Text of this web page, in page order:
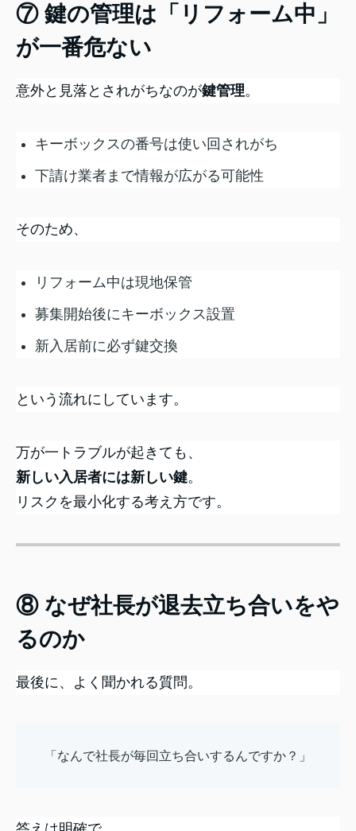
⑦ 鍵の管理は「リフォーム中」
が一番危ない
意外と見落とされがちなのが鍵管理。
キーボックスの番号は使い回されがち
下請け業者まで情報が広がる可能性
そのため、
リフォーム中は現地保管
募集開始後にキーボックス設置
新入居前に必ず鍵交換
という流れにしています。
万が一トラブルが起きても、
新しい入居者には新しい鍵。
リスクを最小化する考え方です。
⑧ なぜ社長が退去立ち合いをや
るのか
最後に、よく聞かれる質問。
「なんで社長が毎回立ち合いするんですか？」